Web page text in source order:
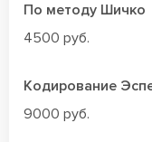
По методу Шичко
4500 руб.
Кодирование
9000 руб.